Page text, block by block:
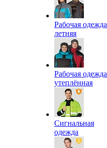
Рабочая одежда
летняя
Рабочая одежда
утеплённая
Сигнальная
одежда